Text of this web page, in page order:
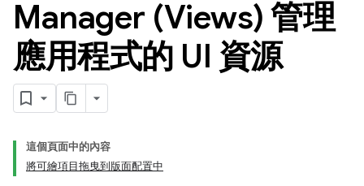
Manager (Views) 管理
應用程式的 UI 資源
這個頁面中的內容
將可繪項目拖曳到版面配置中